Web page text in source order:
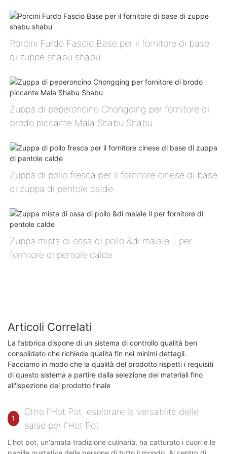
Porcini Furdo Fascio Base per il fornitore di base
di zuppe shabu shabu
Zuppa di peperoncino Chongqing per fornitore di
brodo piccante Mala Shabu Shabu
Zuppa di pollo fresca per il fornitore cinese di base
di zuppa di pentole calde
Zuppa mista di ossa di pollo &di maiale Ⅱ per
fornitore di pentole calde
Articoli Correlati
La fabbrica dispone di un sistema di controllo qualità ben
consolidato che richiede qualità fin nei minimi dettagli.
Facciamo in modo che la qualità del prodotto rispetti i requisiti
di questo sistema a partire dalla selezione dei materiali fino
all'ispezione del prodotto finale
1
Oltre l'Hot Pot: esplorare la versatilità delle
salse per l'Hot Pot
L'hot pot, un'amata tradizione culinaria, ha catturato i cuori e le